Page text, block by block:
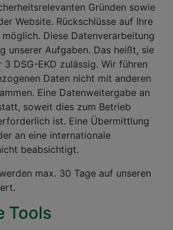
Gründen sowie
Website. Rückschlüsse auf Ihre
Diese Datenverarbeitung
unserer Aufgaben. Das heißt, sie
DSG-EKD zulässig. Wir führen
Daten nicht mit anderen
Eine Datenweitergabe an
soweit dies zum Betrieb
ist. Eine Übermittlung
an eine internationale
beabsichtigt.
max. 30 Tage auf unseren
Tools